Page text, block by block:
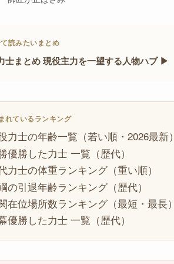
読みたいまとめ
士まとめ 現役主力を一望する人物ハブ ▶
れているランキング
力士の年齢一覧（若い順・2026最新
優勝した力士 一覧（歴代）
力士の体重ランキング（重い順）
の引退年齢ランキング（歴代）
在位場所数ランキング（最短・最長
優勝した力士 一覧（歴代）